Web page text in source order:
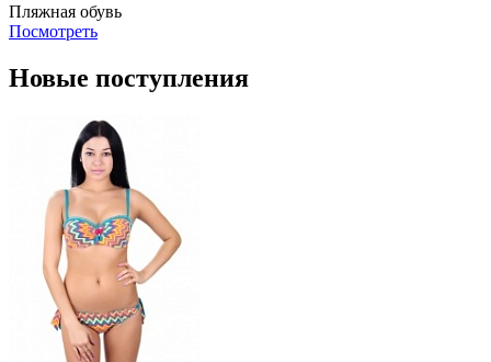
Пляжная обувь
Посмотреть
Новые поступления